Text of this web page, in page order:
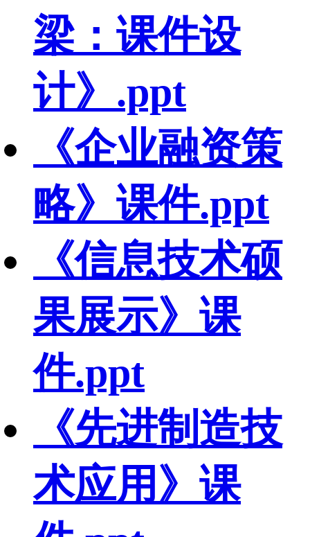
梁：课件设
计》.ppt
《企业融资策
略》课件.ppt
《信息技术硕
果展示》课
件.ppt
《先进制造技
术应用》课